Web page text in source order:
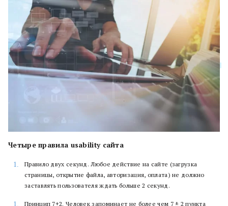
Четыре правила usability сайта
Правило двух секунд. Любое действие на сайте (загрузка
страницы, открытие файла, авторизация, оплата) не должно
заставлять пользователя ждать больше 2 секунд.
Принцип 7+2. Человек запоминает не более чем 7 ± 2 пункта